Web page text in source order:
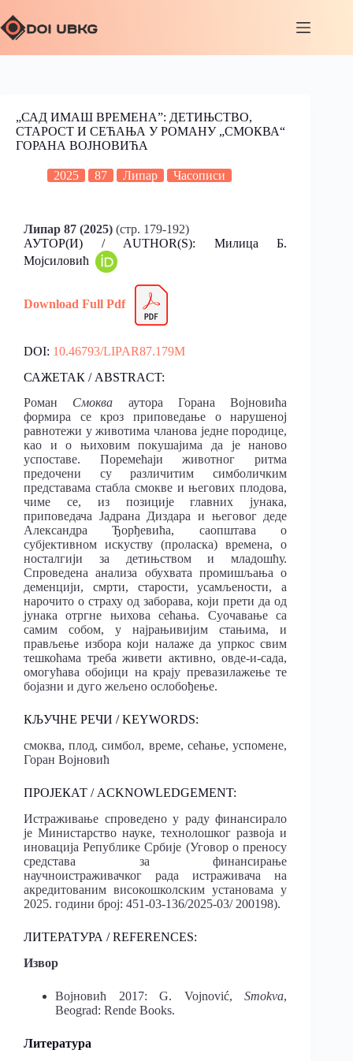
„САД ИМАШ ВРЕМЕНА”: ДЕТИЊСТВО,
СТАРОСТ И СЕЋАЊА У РОМАНУ „СМОКВА“
ГОРАНА ВОЈНОВИЋА
2025 87 Липар Часописи
Липар 87 (2025) (стр. 179-192)
АУТОР(И) / AUTHOR(S): Милица Б.
Мојсиловић
Download Full Pdf
DOI: 10.46793/LIPAR87.179M
САЖЕТАК / ABSTRACT:
Роман Смоква аутора Горана Војновића
формира се кроз приповедање о нарушеној
равнотежи у животима чланова једне породице,
као и о њиховим покушајима да је наново
успоставе. Поремећаји животног ритма
предочени су различитим симболичким
представама стабла смокве и његових плодова,
чиме се, из позиције главних јунака,
приповедача Јадрана Диздара и његовог деде
Александра Ђорђевића, саопштава о
субјективном искуству (проласка) времена, о
носталгији за детињством и младошћу.
Спроведена анализа обухвата промишљања о
деменцији, смрти, старости, усамљености, а
нарочито о страху од заборава, који прети да од
јунака отргне њихова сећања. Суочавање са
самим собом, у најрањивијим стањима, и
прављење избора који налаже да упркос свим
тешкоћама треба живети активно, овде-и-сада,
омогућава обојици на крају превазилажење те
бојазни и дуго жељено ослобођење.
КЉУЧНЕ РЕЧИ / KEYWORDS:
смоква, плод, симбол, време, сећање, успомене,
Горан Војновић
ПРОЈЕКАТ / ACKNOWLEDGEMENT:
Истраживање спроведено у раду финансирало
је Министарство науке, технолошког развоја и
иновација Републике Србије (Уговор о преносу
средстава за финансирање
научноистраживачког рада истраживача на
акредитованим високошколским установама у
2025. години број: 451-03-136/2025-03/ 200198).
ЛИТЕРАТУРА / REFERENCES:
Извор
Војновић 2017: G. Vojnović,Smokva,
Beograd: Rende Books.
Литература